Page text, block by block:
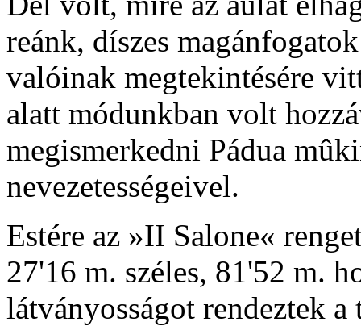
reánk, díszes
valóinak megtekintésére
alatt módunkban volt
megismerkedni Pádua
nevezetességeivel.
Estére az »II Salone«
27'16 m. széles, 81'52 m.
látványosságot rendeztek